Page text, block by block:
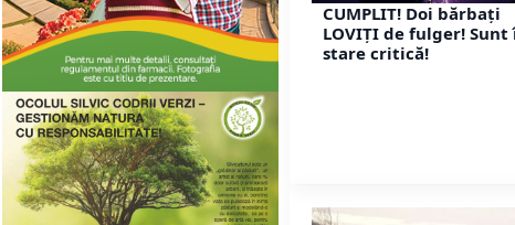
CUMPLIT! Doi bărbați
LOVIȚI de fulger! Sunt
stare critică!